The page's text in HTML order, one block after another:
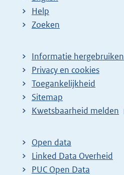
Help
Zoeken
Informatie hergebruiken
Privacy en cookies
Toegankelijkheid
Sitemap
E
t
e
r
Kwetsbaarheid melden
Open data
Linked Data Overheid
PUC Open Data